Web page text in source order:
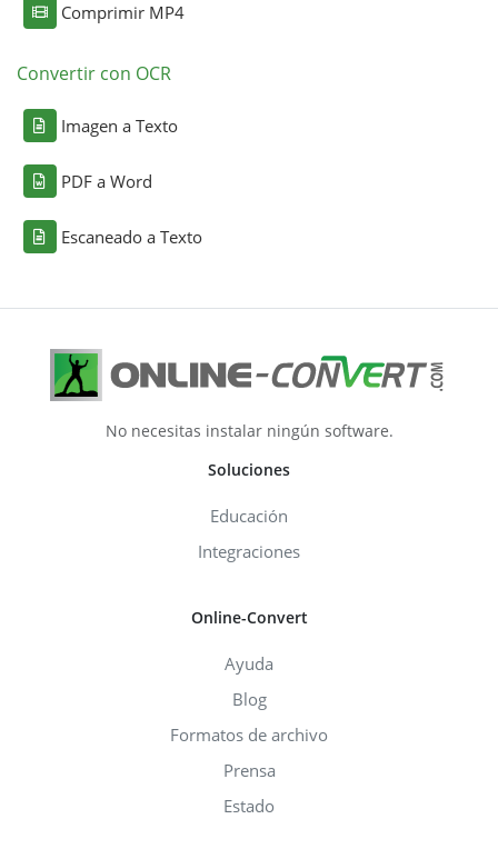
Comprimir MP4
Convertir con OCR
Imagen a Texto
PDF a Word
Escaneado a Texto
No necesitas instalar ningún software.
Soluciones
Educación
Integraciones
Online-Convert
Ayuda
Blog
Formatos de archivo
Prensa
Estado